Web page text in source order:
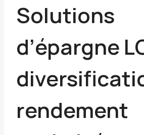
Solutions
d’épargne
rendement